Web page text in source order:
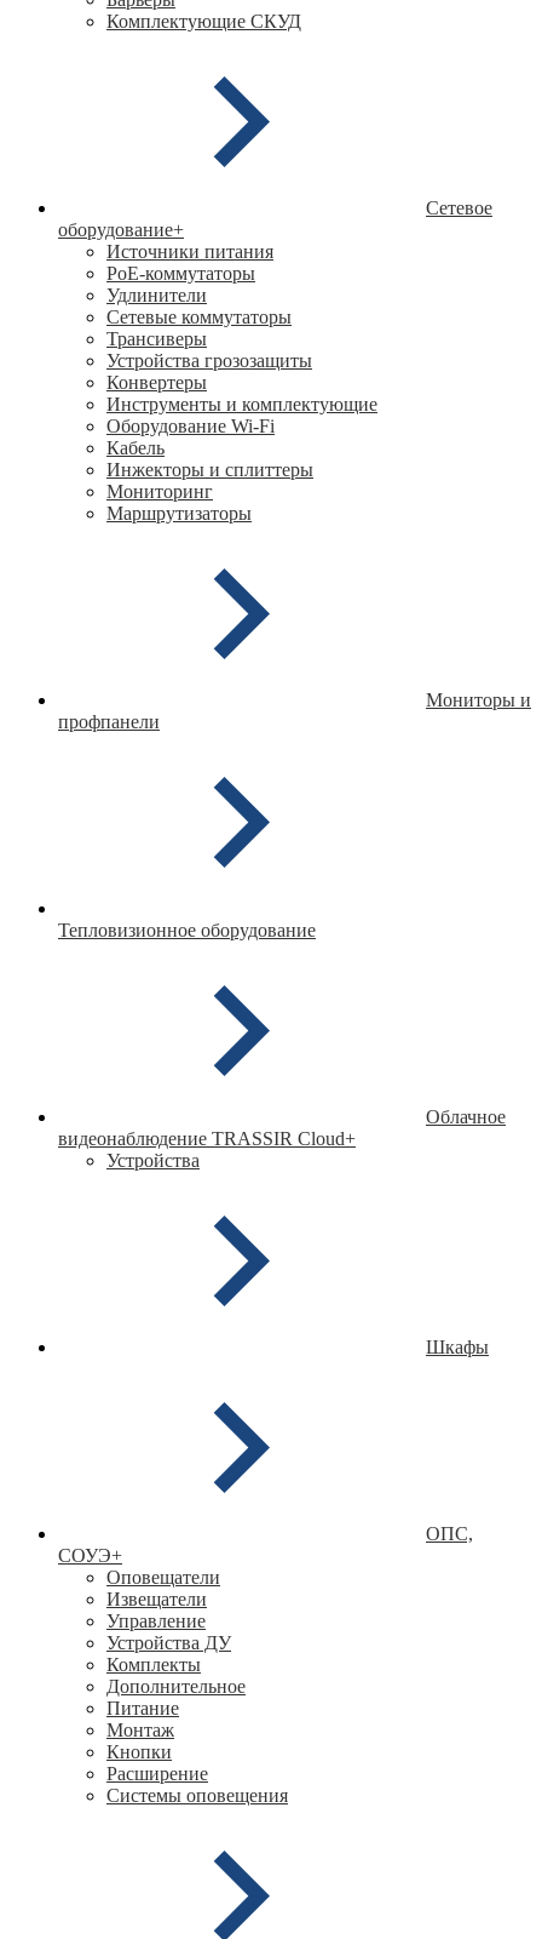
Комплектующие СКУД
Сетевое
оборудование+
Источники питания
PoE-коммутаторы
Удлинители
Сетевые коммутаторы
Трансиверы
Устройства грозозащиты
Конвертеры
Инструменты и комплектующие
Оборудование Wi-Fi
Кабель
Инжекторы и сплиттеры
Мониторинг
Маршрутизаторы
Мониторы и
профпанели
Тепловизионное оборудование
Облачное
видеонаблюдение TRASSIR Cloud+
Устройства
Шкафы
ОПС,
СОУЭ+
Оповещатели
Извещатели
Управление
Устройства ДУ
Комплекты
Дополнительное
Питание
Монтаж
Кнопки
Расширение
Системы оповещения